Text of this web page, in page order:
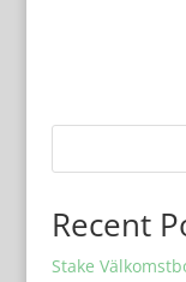
Recent
Stake